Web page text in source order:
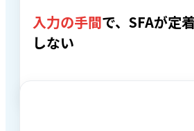
入力の手間で、SFAが定着
しない